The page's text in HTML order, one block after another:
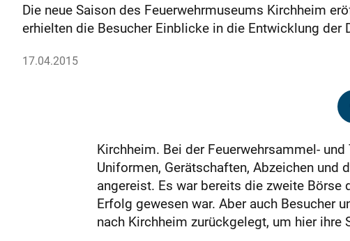
Die neue Saison des Feuerwehrmuseums Kirchheim
erhielten die Besucher Einblicke in die Entwicklung der
17.04.2015
Kirchheim. Bei der Feuerwehrsammel-
Uniformen, Gerätschaften, Abzeichen und
angereist. Es war bereits die zweite
Erfolg gewesen war. Aber auch Besucher
nach Kirchheim zurückgelegt, um hier ihre